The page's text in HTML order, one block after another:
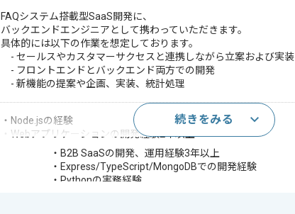
FAQシステム搭載型SaaS開発に、
バックエンドエンジニアとして携わっていただきます。
具体的には以下の作業を想定しております。
- セールスやカスタマーサクセスと連携しながら立案および実装
- フロントエンドとバックエンド両方での開発
- 新機能の提案や企画、実装、統計処理
・Node.jsの経験
・Webアプリケーションの開発経験2年以上
・B2B SaaSの開発、運用経験3年以上
・Express/TypeScript/MongoDBでの開発経験
・Pythonの実務経験
続きをみる